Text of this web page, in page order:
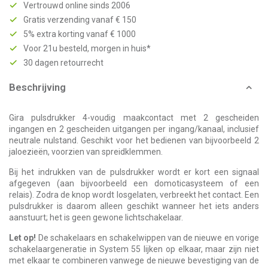
Vertrouwd online sinds 2006
Gratis verzending vanaf € 150
5% extra korting vanaf € 1000
Voor 21u besteld, morgen in huis*
30 dagen retourrecht
Beschrijving
Gira pulsdrukker 4-voudig maakcontact met 2 gescheiden
ingangen en 2 gescheiden uitgangen per ingang/kanaal, inclusief
neutrale nulstand. Geschikt voor het bedienen van bijvoorbeeld 2
jaloezieën, voorzien van spreidklemmen.
Bij het indrukken van de pulsdrukker wordt er kort een signaal
afgegeven (aan bijvoorbeeld een domoticasysteem of een
relais). Zodra de knop wordt losgelaten, verbreekt het contact. Een
pulsdrukker is daarom alleen geschikt wanneer het iets anders
aanstuurt; het is geen gewone lichtschakelaar.
Let op! De schakelaars en schakelwippen van de nieuwe en vorige
schakelaargeneratie in System 55 lijken op elkaar, maar zijn niet
met elkaar te combineren vanwege de nieuwe bevestiging van de